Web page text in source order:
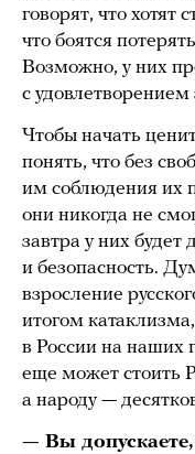
говорят, что хотят
что боятся
Возможно, у них
с
Чтобы начать
понять, что без
им соблюдения их
они никогда не
завтра у них будет
и безопасность.
взросление
итогом
в России на наших
еще может стоить
а народу —
— Вы